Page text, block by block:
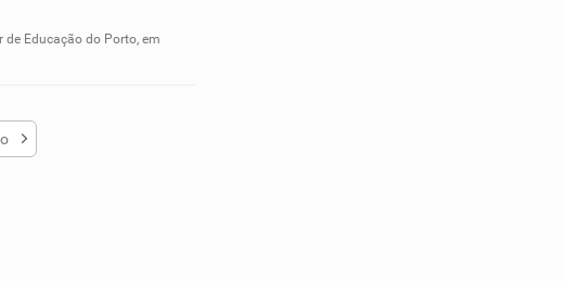
de Educação do Porto, em